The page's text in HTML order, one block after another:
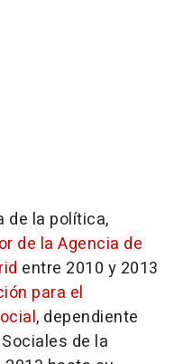
de la política,
de la Agencia de
entre 2010 y 2013
para el
, dependiente
de la